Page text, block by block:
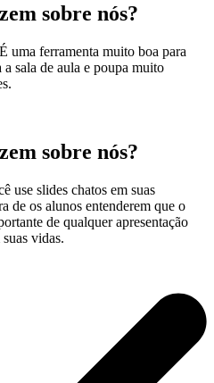
sobre nós?
uma ferramenta muito boa para
a sala de aula e poupa muito
sobre nós?
use slides chatos em suas
de os alunos entenderem que o
de qualquer apresentação
vidas.